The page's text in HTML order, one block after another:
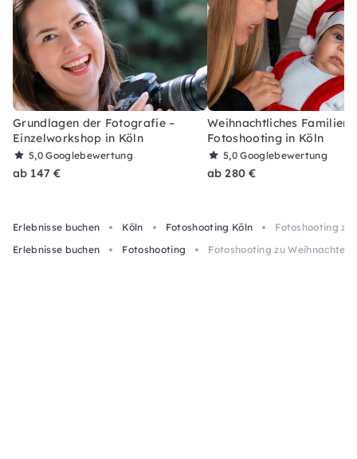
Grundlagen der Fotografie –
Einzelworkshop in Köln
5,0Googlebewertung
ab 147 €
Weihnachtliches Familien-
Fotoshooting in Köln
5,0Googlebewertung
ab 280 €
Erlebnisse buchen Köln Fotoshooting Köln
Fotoshooting zu
Erlebnisse buchen
Fotoshooting Fotoshooting zu